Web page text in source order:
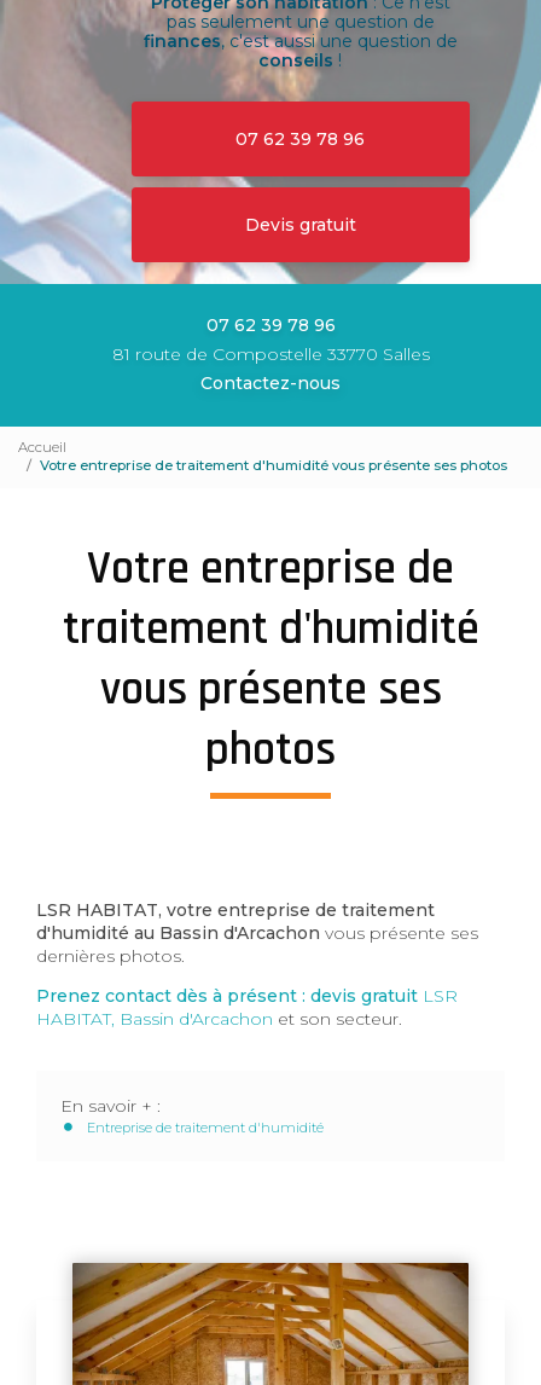
pas seulement une question de
finances, c'est aussi une question de
conseils !
07 62 39 78 96
Devis gratuit
07 62 39 78 96
81 route de Compostelle 33770 Salles
Contactez-nous
Accueil
Votre entreprise de traitement d'humidité vous présente ses photos
Votre entreprise de
traitement d'humidité
vous présente ses
photos
LSR HABITAT, votre entreprise de traitement
d'humidité au Bassin d'Arcachon vous présente ses
dernières photos.
Prenez contact dès à présent : devis gratuit LSR
HABITAT, Bassin d'Arcachon et son secteur.
En savoir + :
Entreprise de traitement d'humidité